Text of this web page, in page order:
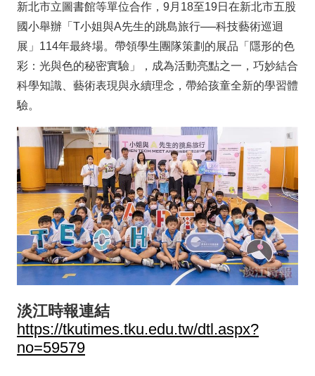
新北市立圖書館等單位合作，9月18至19日在新北市五股
國小舉辦「T小姐與A先生的跳島旅行──科技藝術巡迴
展」114年最終場。帶領學生團隊策劃的展品「隱形的色
彩：光與色的秘密實驗」，成為活動亮點之一，巧妙結合
科學知識、藝術表現與永續理念，帶給孩童全新的學習體
驗。
淡江時報連結
https://tkutimes.tku.edu.tw/dtl.aspx?
no=59579